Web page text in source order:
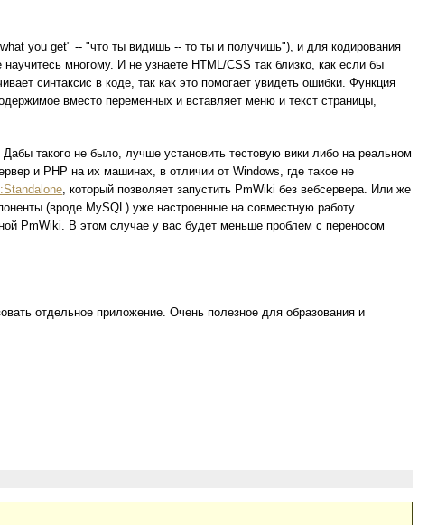
you get" -- "что ты видишь -- то ты и получишь"), и для кодирования
многому. И не узнаете HTML/CSS так близко, как если бы
синтаксис в коде, так как это помогает увидеть ошибки. Функция
вместо переменных и вставляет меню и текст страницы,
такого не было, лучше установить тестовую вики либо на реальном
и PHP на их машинах, в отличии от Windows, где такое не
, который позволяет запустить PmWiki без вебсервера. Или же
(вроде MySQL) уже настроенные на совместную работу.
PmWiki. В этом случае у вас будет меньше проблем с переносом
отдельное приложение. Очень полезное для образования и